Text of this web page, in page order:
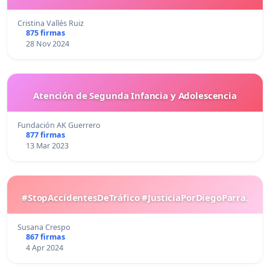
Cristina Vallés Ruiz
875 firmas
28 Nov 2024
Atención de Segunda Infancia y Adolescencia
Fundación AK Guerrero
877 firmas
13 Mar 2023
#StopAccidentesDeTráfico #JusticiaPorDiegoParra.
Susana Crespo
867 firmas
4 Apr 2024